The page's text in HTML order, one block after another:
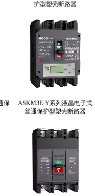
护型塑壳断路器
保
ASKM3E-Y系列液晶电子式
普通保护型塑壳断路器